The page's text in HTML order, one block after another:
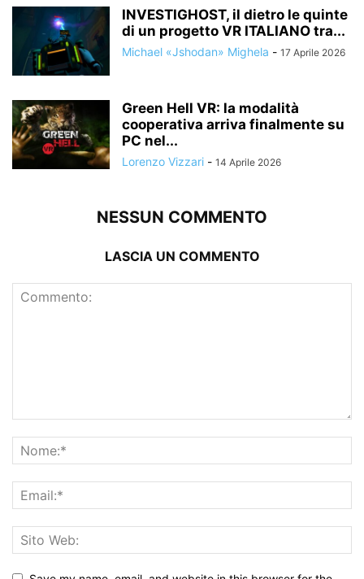
INVESTIGHOST, il dietro le quinte
di un progetto VR ITALIANO tra...
Michael «Jshodan» Mighela - 17 Aprile 2026
Green Hell VR: la modalità
cooperativa arriva finalmente su
PC nel...
Lorenzo Vizzari - 14 Aprile 2026
NESSUN COMMENTO
LASCIA UN COMMENTO